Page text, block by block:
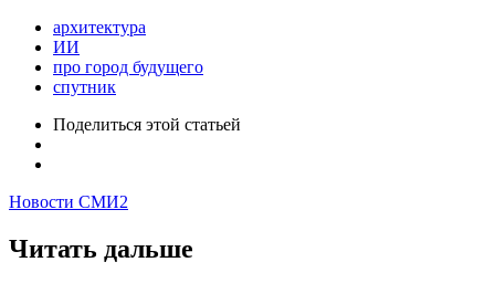
архитектура
ИИ
про город будущего
спутник
Поделиться этой статьей
Новости СМИ2
Читать дальше